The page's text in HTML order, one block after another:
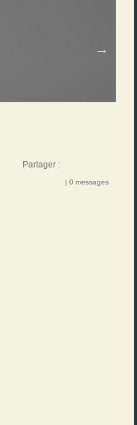
Partager :
| 0 messages